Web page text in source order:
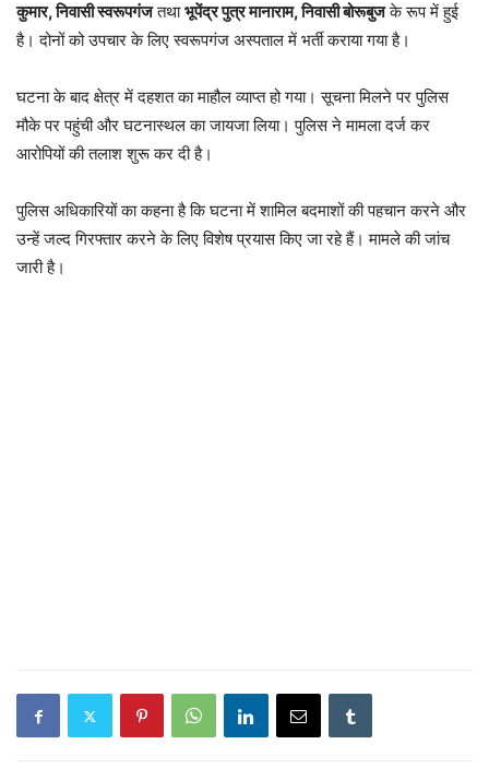
कुमार, निवासी स्वरूपगंजतथाभूपेंद्र पुत्र मानाराम, निवासी बोरूबुजके रूप में हुई
है। दोनों को उपचार के लिए स्वरूपगंज अस्पताल में भर्ती कराया गया है।
घटना के बाद क्षेत्र में दहशत का माहौल व्याप्त हो गया। सूचना मिलने पर पुलिस
मौके पर पहुंची और घटनास्थल का जायजा लिया। पुलिस ने मामला दर्ज कर
आरोपियों की तलाश शुरू कर दी है।
पुलिस अधिकारियों का कहना है कि घटना में शामिल बदमाशों की पहचान करने और
उन्हें जल्द गिरफ्तार करने के लिए विशेष प्रयास किए जा रहे हैं। मामले की जांच
जारी है।